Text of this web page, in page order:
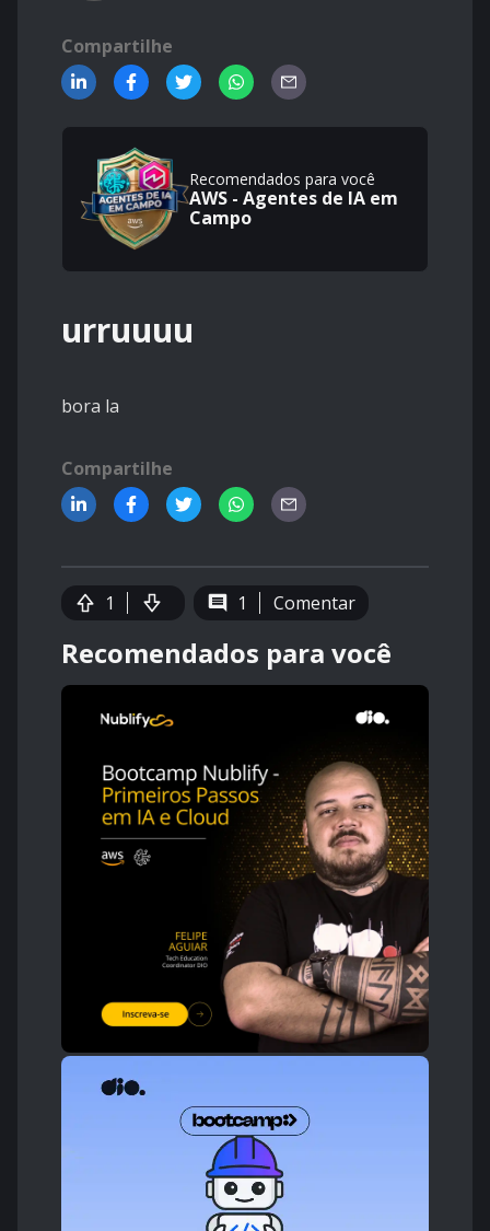
Compartilhe
Recomendados para você
AWS - Agentes de IA em
Campo
urruuuu
bora la
Compartilhe
1 1 Comentar
Recomendados para você